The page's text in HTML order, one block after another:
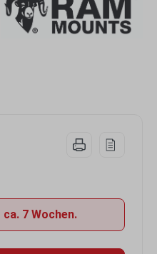
7 Wochen.